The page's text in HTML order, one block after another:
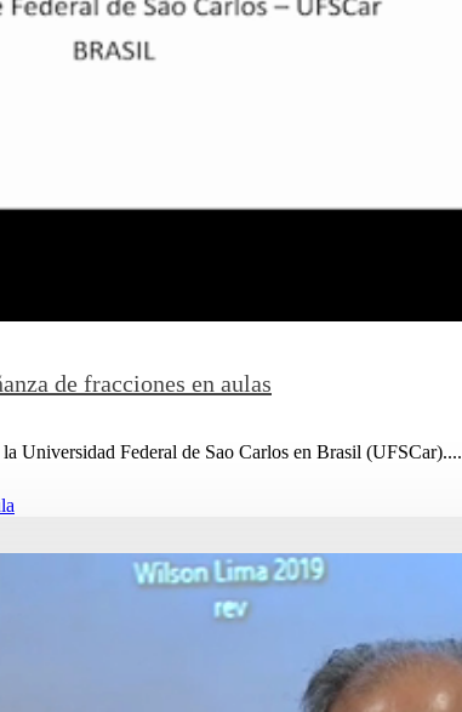
de fracciones en aulas
Universidad Federal de Sao Carlos en Brasil (UFSCar)....